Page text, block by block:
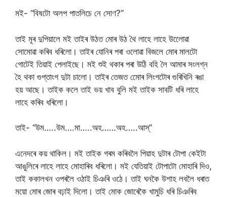
মই- “বিষটো অলপ পাতলিচে নে সোণ?”
তাই মূৰ দুপিয়ালে মই তাইৰ উঠত মোৰ উঠ থৈ লাহে লাহে উলোেৱা
সোমোৱা কৰিব ধৰিলো। তাইৰ যোনিৰ পৰা ওলোৱা বিজলে মোৰ মালটো
গোটেই তিয়াই পেলাইছে। মই শুই থকাৰ পৰা উঠি বহি লৈ আমাৰ সংলগ্ন
হৈ থকা গুপ্তাংগ দুটা চালো। তাইৰ তেজত মোেৰ লিংগটোৰ গুৰিখিনি ৰঙা
হয় আছে। তাইক কলে তাই ভয় খাব বুলি মই তাইক সাবটি ধৰি লাহে
লাহে কৰিব ধৰিলো।
তাই- “উম…..উম….মা…..অহ……অহ…..আস্”
এনেদৰে কয় থাকিল। মই তাইক গৰম কৰিবলৈ পিয়াহ দুটাৰ টোপা কেইটা
আঙুলিৰে লাহে লাহে মোহাৰিব ধৰিলো। মই যেতিয়াই টোপাটো মোহাৰি দিও,
তাই ককালখন ওপৰলৈ ওঠাই চিঞৰি ওঠে। তাই ঘনকৈ উশাহ লবলৈ ধৰাত
ময়ো মোৰ জোৰ বঢ়াই দিলো। তাই মোক জোৰেকৈ খামুচি ধৰি চিঞৰিব